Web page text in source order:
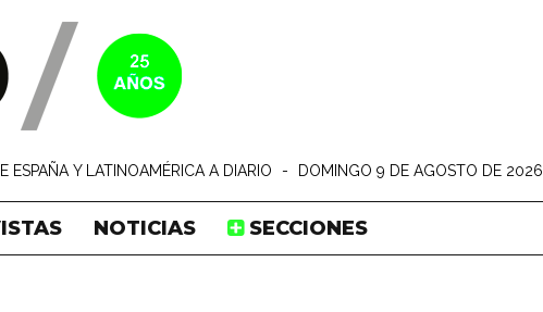
ESPAÑA Y LATINOAMÉRICA A DIARIO - DOMINGO 9 DE AGOSTO DE 2026
NOTICIAS SECCIONES